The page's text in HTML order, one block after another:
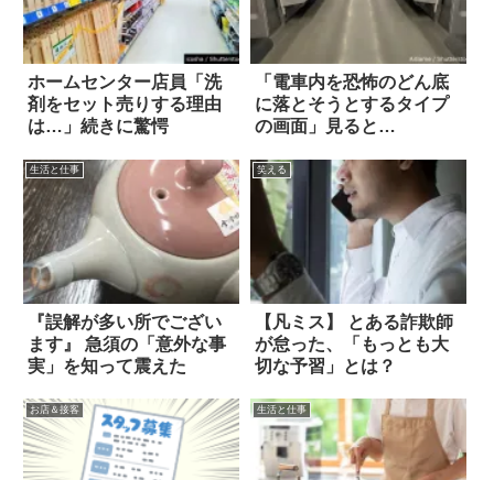
ホームセンター店員「洗
剤をセット売りする理由
は…」続きに驚愕
「電車内を恐怖のどん底
に落とそうとするタイプ
の画面」見ると…
生活と仕事
『誤解が多い所でござい
ます』 急須の「意外な事
実」を知って震えた
笑える
【凡ミス】 とある詐欺師
が怠った、「もっとも大
切な予習」とは？
お店＆接客 生活と仕事